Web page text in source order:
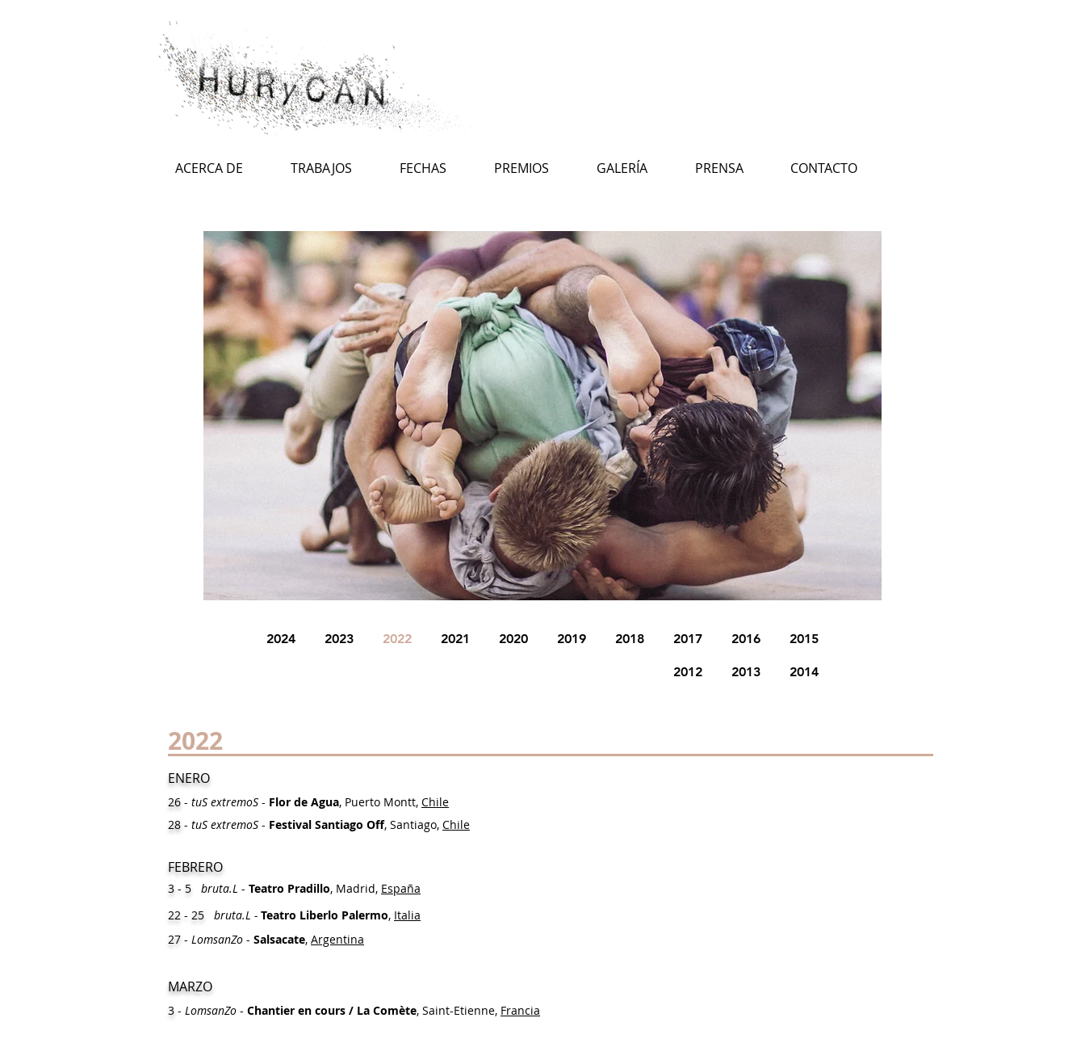
ACERCA DE TRABAJOS FECHAS PREMIOS GALERÍA PRENSA CONTACTO
2024 2023 2022 2021 2020 2019 2018 2017 2016 2015
2012 2013 2014
2022
ENERO
26 - tuS extremoS - Flor de Agua, Puerto Montt, Chile
28 - tuS extremoS - Festival Santiago Off, Santiago, Chile
FEBRERO
3 - 5 bruta.L - Teatro Pradillo, Madrid, España
22 - 25
bruta.L - Teatro Liberlo Palermo, Italia
27 - LomsanZo - Salsacate, Argentina
MARZO
3 - LomsanZo - Chantier en cours / La Comète, Saint-Etienne, Francia